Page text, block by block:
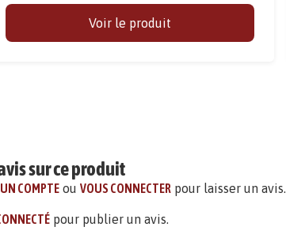
Voir le produit
sur ce produit
UN COMPTEou VOUS CONNECTERpour laisser un avis.
pour publier un avis.